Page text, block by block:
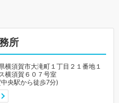
所
横須賀市大滝町１丁目２１番地１
横須賀６０７号室
央駅から徒歩7分)